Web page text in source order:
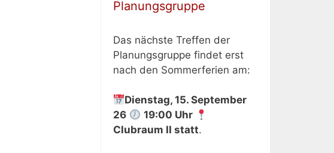
Planungsgruppe
Das nächste Treffen der
Planungsgruppe findet erst
nach den Sommerferien am:
Dienstag, 15. September
26
19:00 Uhr
Clubraum II statt.